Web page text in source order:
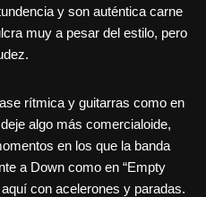
y son auténtica carne
muy a pesar del estilo, pero
rítmica y guitarras como en
algo más comercialoide,
en los que la banda
a Down como en “Empty
con acelerones y paradas.